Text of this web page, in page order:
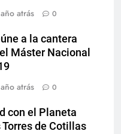
atrás 0
a la cantera
Máster Nacional
atrás 0
con el Planeta
de Cotillas